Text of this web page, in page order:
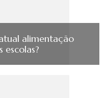
alimentação
escolas?